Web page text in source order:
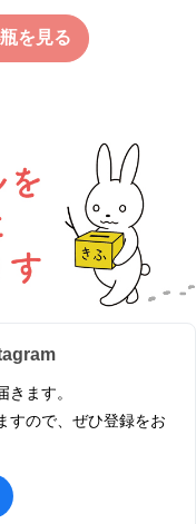
を見る
ます。
すので、ぜひ登録をお